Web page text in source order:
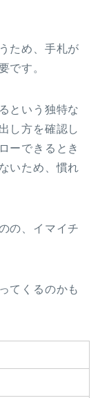
ため、手札が
です。
という独特な
し方を確認し
ーできるとき
いため、慣れ
の、イマイチ
てくるのかも